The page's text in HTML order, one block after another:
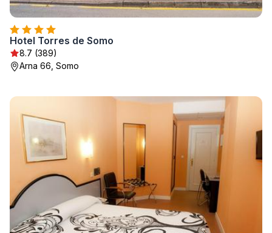
Hotel Torres de Somo
8.7 (389)
Arna 66, Somo